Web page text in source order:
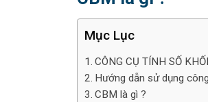
Mục Lục
CÔNG CỤ TÍNH SỐ
Hướng dẫn sử dụng
CBM là gì ?